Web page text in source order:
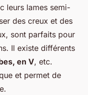
leurs lames semi-
des creux et des
sont parfaits pour
Il existe différents
en V, etc.
et permet de